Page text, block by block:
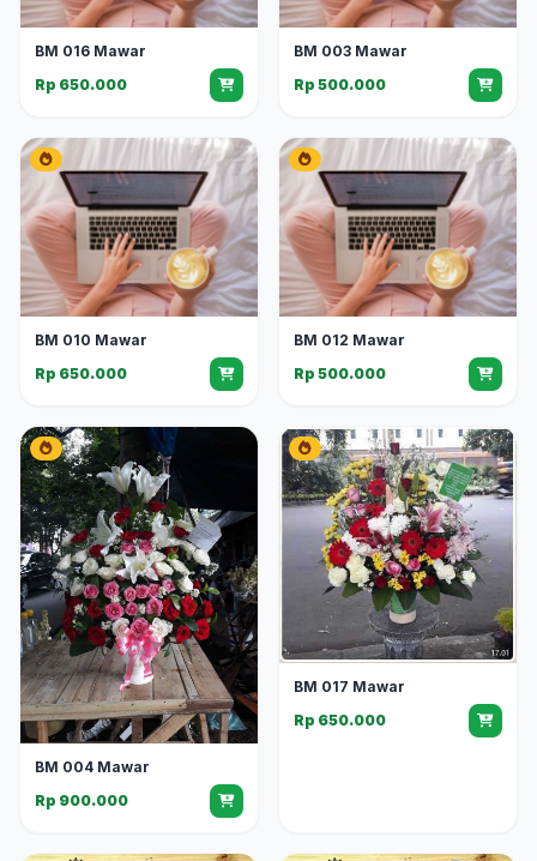
BM 016 Mawar
Rp 650.000
BM 003 Mawar
Rp 500.000
BM 010 Mawar
Rp 650.000
BM 012 Mawar
Rp 500.000
BM 004 Mawar
Rp 900.000
BM 017 Mawar
Rp 650.000